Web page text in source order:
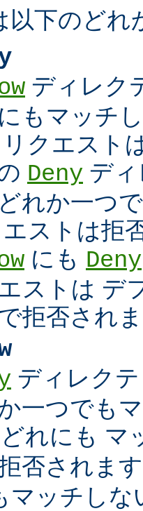
下のどれ
ディレク
もマッチ
クエスト
Deny デ
れか一つ
ストは拒
にも Deny
ストは デ
拒否され
ディレク
一つでも
れにも マ
否されま
マッチしな